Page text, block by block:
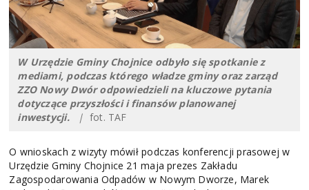
W Urzędzie Gminy Chojnice odbyło się spotkanie z
mediami, podczas którego władze gminy oraz zarząd
ZZO Nowy Dwór odpowiedzieli na kluczowe pytania
dotyczące przyszłości i finansów planowanej
inwestycji.| fot. TAF
O wnioskach z wizyty mówił podczas konferencji prasowej w
Urzędzie Gminy Chojnice 21 maja prezes Zakładu
Zagospodarowania Odpadów w Nowym Dworze, Marek